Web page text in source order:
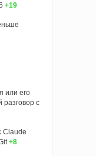
+19
или его
с
Claude
+8